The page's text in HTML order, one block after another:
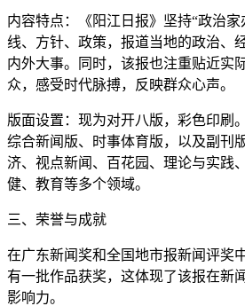
内容特点：《阳江日报》坚持“政治
线、方针、政策，报道当地的政治、
内外大事。同时，该报也注重贴近实
众，感受时代脉搏，反映群众心声。
版面设置：现为对开八版，彩色印刷
综合新闻版、时事体育版，以及副刊
济、视点新闻、百花园、理论与实践
健、教育等多个领域。
三、荣誉与成就
在广东新闻奖和全国地市报新闻评奖
有一批作品获奖，这体现了该报在新
影响力。